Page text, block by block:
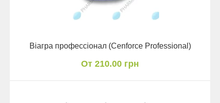
Віагра профессіонал (Cenforce Professional)
От 210.00 грн